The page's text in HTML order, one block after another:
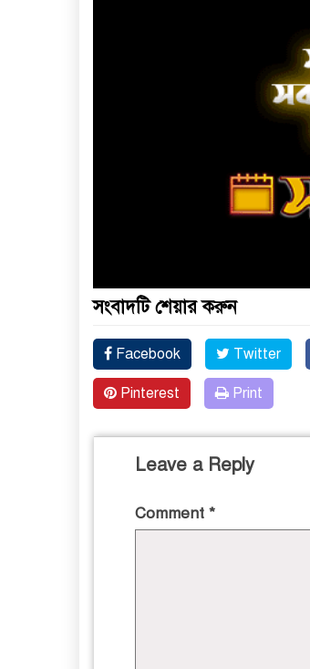
সংবাদটি শেয়ার করুন
Facebook Twitter
Pinterest Print
Leave a Reply
Comment *